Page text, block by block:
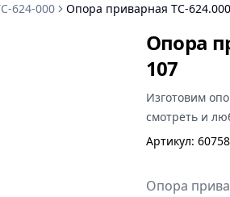
624-000 Опора приварная ТС-
Опора
107
Изготовим
смотреть и
Артикул: 60758
Опора